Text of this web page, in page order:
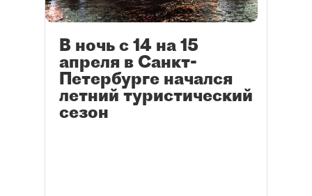
В ночь с 14 на 15
апреля в Санкт-
Петербурге начался
летний туристический
сезон